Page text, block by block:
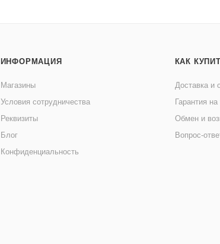
ИНФОРМАЦИЯ
Магазины
Условия сотрудничества
Реквизиты
Блог
Конфиденциальность
КАК
Доставка и
Гарантия на
Обмен и
Вопрос-